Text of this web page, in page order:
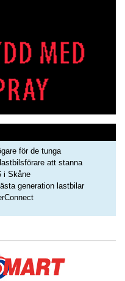
för de tunga
att stanna
i Skåne
generation lastbilar